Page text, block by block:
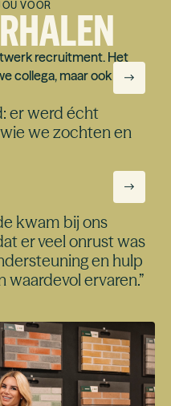
en moet de
VOOR
er werd écht
we zochten en
kwam bij ons
er veel onrust was
en hulp
waardevol ervaren.”